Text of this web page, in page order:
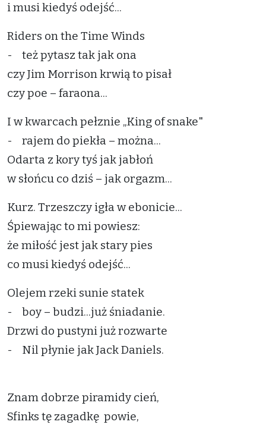
i musi kiedyś odejść...
Riders on the Time Winds
- też pytasz tak jak ona
czy Jim Morrison krwią to pisał
czy poe – faraona...
I w kwarcach pełznie „King of snake"
- rajem do piekła – można...
Odarta z kory tyś jak jabłoń
w słońcu co dziś – jak orgazm...
Kurz. Trzeszczy igła w ebonicie...
Śpiewając to mi powiesz:
że miłość jest jak stary pies
co musi kiedyś odejść...
Olejem rzeki sunie statek
- boy – budzi...już śniadanie.
Drzwi do pustyni już rozwarte
- Nil płynie jak Jack Daniels.
Znam dobrze piramidy cień,
Sfinks tę zagadkę powie,